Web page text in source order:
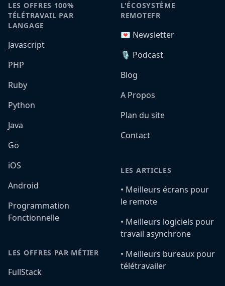
LES OFFRES 100%
TÉLÉTRAVAIL PAR
LANGAGE
Javascript
PHP
Ruby
Python
Java
Go
iOS
Android
Programmation
Fonctionnelle
LES OFFRES PAR MÉTIER
FullStack
L'ÉCOSYSTÈME
REMOTEFR
💌 Newsletter
🎙️ Podcast
Blog
A Propos
Plan du site
Contact
LES ARTICLES
•️ Meilleurs écrans pour
le remote
•️ Meilleurs logiciels pour
travail asynchrone
•️ Meilleurs bureaux pour
télétravailer